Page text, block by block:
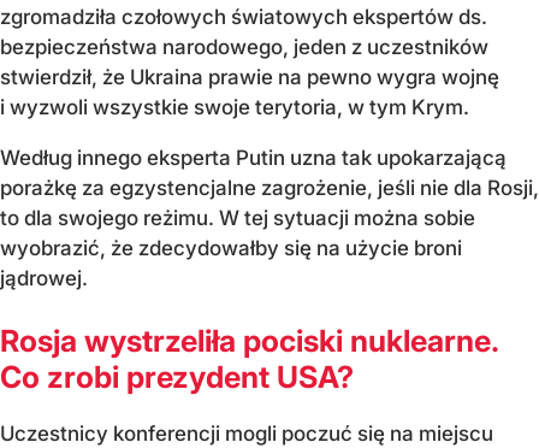
zgromadziła czołowych światowych ekspertów ds.
bezpieczeństwa narodowego, jeden z uczestników
stwierdził, że Ukraina prawie na pewno wygra wojnę
i wyzwoli wszystkie swoje terytoria, w tym Krym.
Według innego eksperta Putin uzna tak upokarzającą
porażkę za egzystencjalne zagrożenie, jeśli nie dla Rosji,
to dla swojego reżimu. W tej sytuacji można sobie
wyobrazić, że zdecydowałby się na użycie broni
jądrowej.
Rosja wystrzeliła pociski nuklearne.
Co zrobi prezydent USA?
Uczestnicy konferencji mogli poczuć się na miejscu